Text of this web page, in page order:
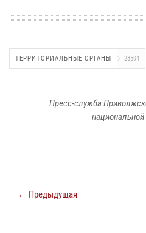
ТЕРРИТОРИАЛЬНЫЕ ОРГАНЫ 28594
Пресс-служба
← Предыдущая